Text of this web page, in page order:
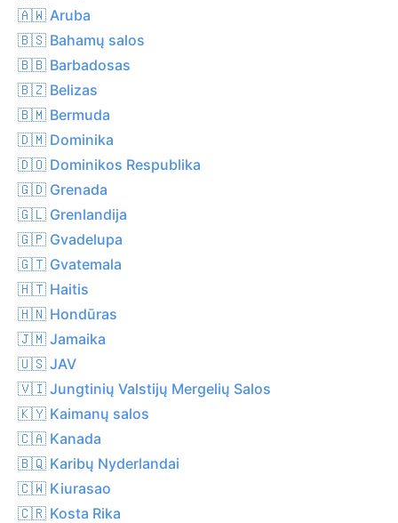
🇦🇼 Aruba
🇧🇸 Bahamų salos
🇧🇧 Barbadosas
🇧🇿 Belizas
🇧🇲 Bermuda
🇩🇲 Dominika
🇩🇴 Dominikos Respublika
🇬🇩 Grenada
🇬🇱 Grenlandija
🇬🇵 Gvadelupa
🇬🇹 Gvatemala
🇭🇹 Haitis
🇭🇳 Hondūras
🇯🇲 Jamaika
🇺🇸 JAV
🇻🇮 Jungtinių Valstijų Mergelių Salos
🇰🇾 Kaimanų salos
🇨🇦 Kanada
🇧🇶 Karibų Nyderlandai
🇨🇼 Kiurasao
🇨🇷 Kosta Rika